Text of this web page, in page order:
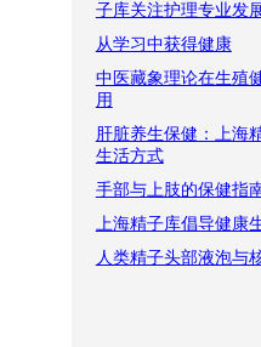
子库关注护理专业发
从学习中获得健康
中医藏象理论在生殖
用
肝脏养生保健：上海
生活方式
手部与上肢的保健指
上海精子库倡导健康
人类精子头部液泡与